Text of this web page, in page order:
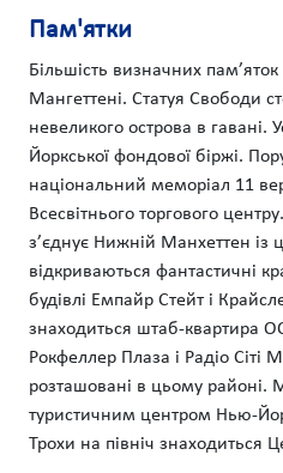
Пам'ятки
Більшість визначних
Мангеттені. Статуя Свободи
невеликого острова в
Йоркської фондової біржі.
національний меморіал 11
Всесвітнього торгового
з’єднує Нижній Манхеттен із
відкриваються фантастичні
будівлі Емпайр Стейт і
знаходиться штаб-квартира
Рокфеллер Плаза і Радіо Сіті
розташовані в цьому районі.
туристичним центром Нью-
Трохи на північ знаходиться